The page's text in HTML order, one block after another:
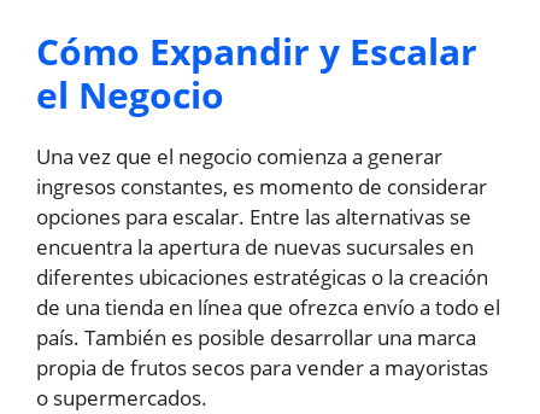
Cómo Expandir y Escalar
el Negocio
Una vez que el negocio comienza a generar
ingresos constantes, es momento de considerar
opciones para escalar. Entre las alternativas se
encuentra la apertura de nuevas sucursales en
diferentes ubicaciones estratégicas o la creación
de una tienda en línea que ofrezca envío a todo el
país. También es posible desarrollar una marca
propia de frutos secos para vender a mayoristas
o supermercados.